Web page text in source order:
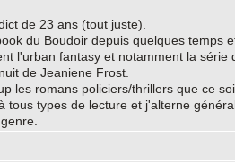
de 23 ans (tout juste).
du Boudoir depuis quelques temps
l'urban fantasy et notamment la
de Jeaniene Frost.
les romans policiers/thrillers que ce
tous types de lecture et j'alterne